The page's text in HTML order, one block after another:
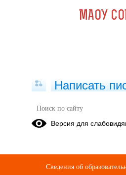
Правильное питание
МАОУ
Написать
Версия для
Сведения об